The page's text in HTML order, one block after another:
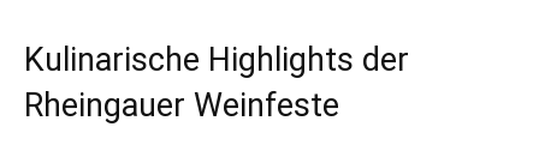
Kulinarische Highlights der
Rheingauer Weinfeste